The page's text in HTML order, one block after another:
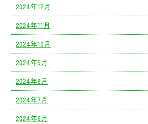
2024年12月
2024年11月
2024年10月
2024年9月
2024年8月
2024年7月
2024年6月